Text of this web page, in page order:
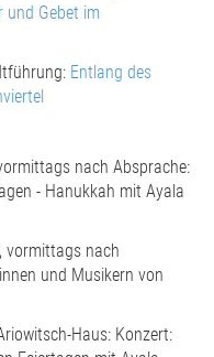
und Gebet im
Entlang des
nach Absprache:
- Hanukkah mit Ayala
vormittags nach
und Musikern von
Haus: Konzert: